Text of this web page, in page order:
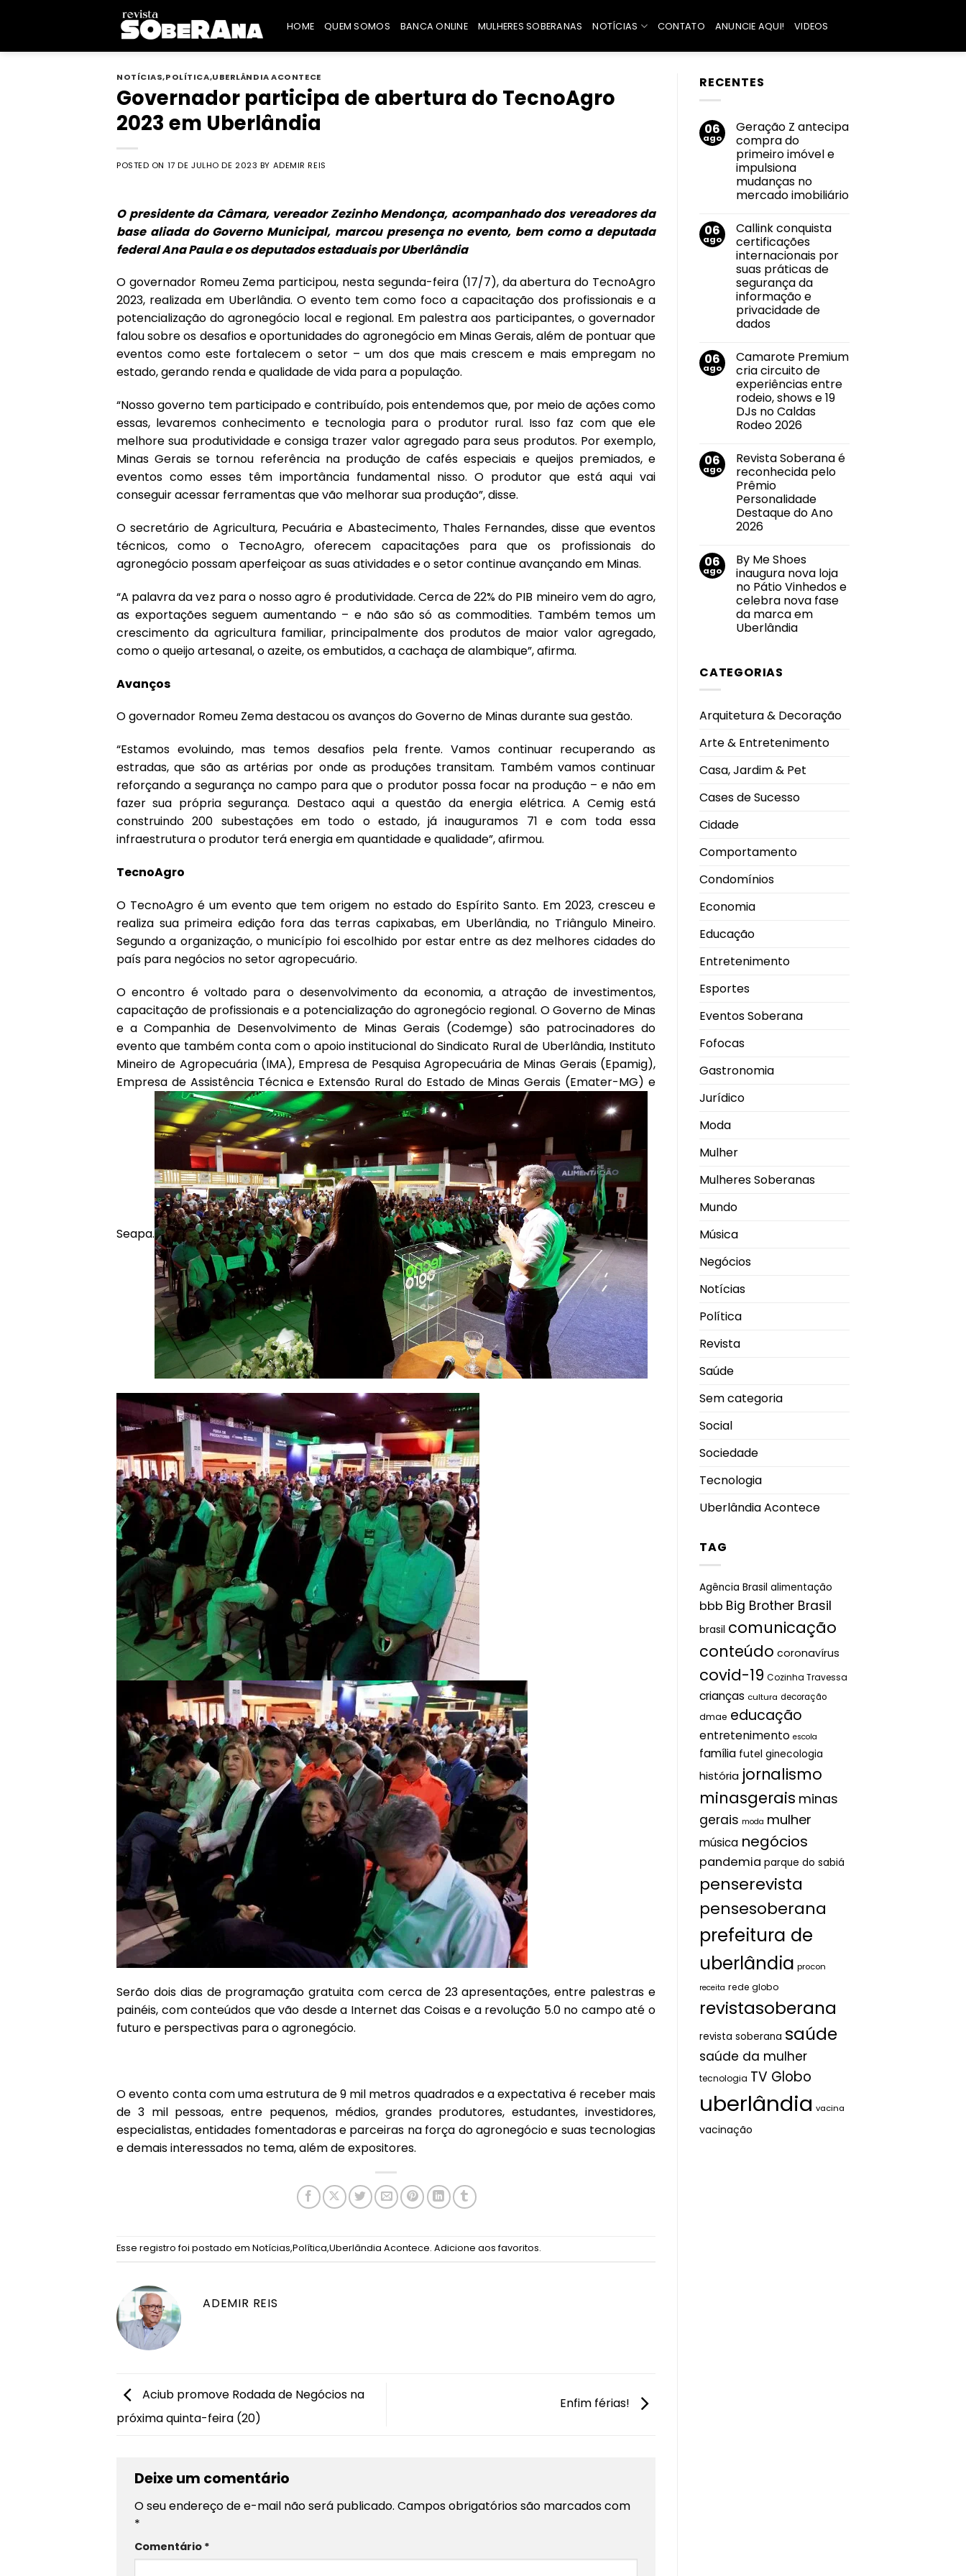
HOME QUEM SOMOS BANCA ONLINE MULHERES SOBERANAS NOTÍCIAS CONTATO ANUNCIE AQUI! VIDEOS
NOTÍCIAS,POLÍTICA,UBERLÂNDIA ACONTECE
Governador participa de abertura do TecnoAgro
2023 em Uberlândia
POSTED ON 17 DE JULHO DE 2023 BY ADEMIR REIS
O presidente da Câmara, vereador Zezinho Mendonça, acompanhado dos vereadores da
base aliada do Governo Municipal, marcou presença no evento, bem como a deputada
federal Ana Paula e os deputados estaduais por Uberlândia
O governador Romeu Zema participou, nesta segunda-feira (17/7), da abertura do TecnoAgro
2023, realizada em Uberlândia. O evento tem como foco a capacitação dos profissionais e a
potencialização do agronegócio local e regional. Em palestra aos participantes, o governador
falou sobre os desafios e oportunidades do agronegócio em Minas Gerais, além de pontuar que
eventos como este fortalecem o setor – um dos que mais crescem e mais empregam no
estado, gerando renda e qualidade de vida para a população.
“Nosso governo tem participado e contribuído, pois entendemos que, por meio de ações como
essas, levaremos conhecimento e tecnologia para o produtor rural. Isso faz com que ele
melhore sua produtividade e consiga trazer valor agregado para seus produtos. Por exemplo,
Minas Gerais se tornou referência na produção de cafés especiais e queijos premiados, e
eventos como esses têm importância fundamental nisso. O produtor que está aqui vai
conseguir acessar ferramentas que vão melhorar sua produção”, disse.
O secretário de Agricultura, Pecuária e Abastecimento, Thales Fernandes, disse que eventos
técnicos, como o TecnoAgro, oferecem capacitações para que os profissionais do
agronegócio possam aperfeiçoar as suas atividades e o setor continue avançando em Minas.
“A palavra da vez para o nosso agro é produtividade. Cerca de 22% do PIB mineiro vem do agro,
as exportações seguem aumentando – e não são só as commodities. Também temos um
crescimento da agricultura familiar, principalmente dos produtos de maior valor agregado,
como o queijo artesanal, o azeite, os embutidos, a cachaça de alambique”, afirma.
Avanços
O governador Romeu Zema destacou os avanços do Governo de Minas durante sua gestão.
“Estamos evoluindo, mas temos desafios pela frente. Vamos continuar recuperando as
estradas, que são as artérias por onde as produções transitam. Também vamos continuar
reforçando a segurança no campo para que o produtor possa focar na produção – e não em
fazer sua própria segurança. Destaco aqui a questão da energia elétrica. A Cemig está
construindo 200 subestações em todo o estado, já inauguramos 71 e com toda essa
infraestrutura o produtor terá energia em quantidade e qualidade”, afirmou.
TecnoAgro
O TecnoAgro é um evento que tem origem no estado do Espírito Santo. Em 2023, cresceu e
realiza sua primeira edição fora das terras capixabas, em Uberlândia, no Triângulo Mineiro.
Segundo a organização, o município foi escolhido por estar entre as dez melhores cidades do
país para negócios no setor agropecuário.
O encontro é voltado para o desenvolvimento da economia, a atração de investimentos,
capacitação de profissionais e a potencialização do agronegócio regional. O Governo de Minas
e a Companhia de Desenvolvimento de Minas Gerais (Codemge) são patrocinadores do
evento que também conta com o apoio institucional do Sindicato Rural de Uberlândia, Instituto
Mineiro de Agropecuária (IMA), Empresa de Pesquisa Agropecuária de Minas Gerais (Epamig),
Empresa de Assistência Técnica e Extensão Rural do Estado de Minas Gerais (Emater-MG) e
Seapa.
Serão dois dias de programação gratuita com cerca de 23 apresentações, entre palestras e
painéis, com conteúdos que vão desde a Internet das Coisas e a revolução 5.0 no campo até o
futuro e perspectivas para o agronegócio.
O evento conta com uma estrutura de 9 mil metros quadrados e a expectativa é receber mais
de 3 mil pessoas, entre pequenos, médios, grandes produtores, estudantes, investidores,
especialistas, entidades fomentadoras e parceiras na força do agronegócio e suas tecnologias
e demais interessados no tema, além de expositores.
Esse registro foi postado em Notícias,Política,Uberlândia Acontece. Adicione aos favoritos.
ADEMIR REIS
Aciub promove Rodada de Negócios na
próxima quinta-feira (20)
Enfim férias!
Deixe um comentário
O seu endereço de e-mail não será publicado. Campos obrigatórios são marcados com
*
Comentário *
RECENTES
06
ago
Geração Z antecipa
compra do
primeiro imóvel e
impulsiona
mudanças no
mercado imobiliário
em
Geração
Z
antecipa
compra
do
primeiro
imóvel
e
impulsiona
mudanças
no
06
ago
Callink conquista
certificações
internacionais por
suas práticas de
segurança da
informação e
privacidade de
dados
em
Callink
conquista
certificações
internacionais
por
suas
práticas
de
informação
e
privacidade
de
dados
06
ago
Camarote Premium
cria circuito de
experiências entre
rodeio, shows e 19
DJs no Caldas
Rodeo 2026
em
Camarote
Premium
cria
circuito
de
experiências
entre
rodeio,
19
DJs
no
Caldas
Rodeo
2026
06
ago
Revista Soberana é
reconhecida pelo
Prêmio
Personalidade
Destaque do Ano
2026
em
Revista
Soberana
é
reconhecida
pelo
Prêmio
Personalidade
Destaque
06
ago
By Me Shoes
inaugura nova loja
no Pátio Vinhedos e
celebra nova fase
da marca em
Uberlândia
By
Me
loja
Vinhedos
celebra
nova
da
marca
CATEGORIAS
Arquitetura & Decoração
Arte & Entretenimento
Casa, Jardim & Pet
Cases de Sucesso
Cidade
Comportamento
Condomínios
Economia
Educação
Entretenimento
Esportes
Eventos Soberana
Fofocas
Gastronomia
Jurídico
Moda
Mulher
Mulheres Soberanas
Mundo
Música
Negócios
Notícias
Política
Revista
Saúde
Sem categoria
Social
Sociedade
Tecnologia
Uberlândia Acontece
TAG
Agência Brasil alimentação
bbb Big Brother Brasil
brasil comunicação
conteúdo coronavírus
covid-19 Cozinha Travessa
crianças cultura decoração
dmae educação
entretenimento escola
família futel ginecologia
história jornalismo
minasgerais minas
gerais moda mulher
música negócios
pandemia parque do sabiá
penserevista
pensesoberana
prefeitura de
uberlândia procon
receita rede globo
revistasoberana
revista soberana saúde
saúde da mulher
tecnologia TV Globo
uberlândia vacina
vacinação